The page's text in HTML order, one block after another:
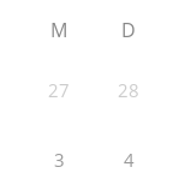
M D
27 28
3 4